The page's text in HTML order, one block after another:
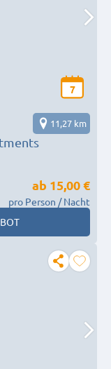
7
11,27 km
ab 15,00 €
pro Person / Nacht